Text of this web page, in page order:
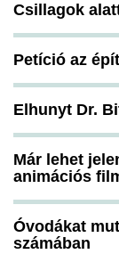
Csillagok
Petíció az
Elhunyt Dr.
Már lehet
animációs
Óvodákat
számában